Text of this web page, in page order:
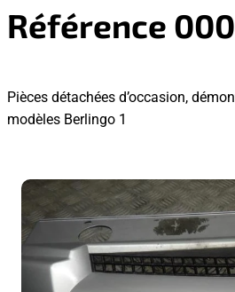
Référence
Pièces détachées d’occasion,
modèles Berlingo 1